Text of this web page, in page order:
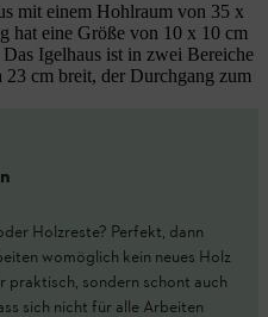
mit einem Hohlraum von 35 x
hat eine Größe von 10 x 10 cm
Igelhaus ist in zwei Bereiche
cm breit, der Durchgang zum
Holzreste? Perfekt, dann
womöglich kein neues Holz
praktisch, sondern schont auch
sich nicht für alle Arbeiten